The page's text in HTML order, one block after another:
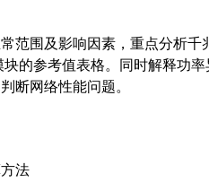
范围及影响因素，重点分析千
的参考值表格。同时解释功
断网络性能问题。
法